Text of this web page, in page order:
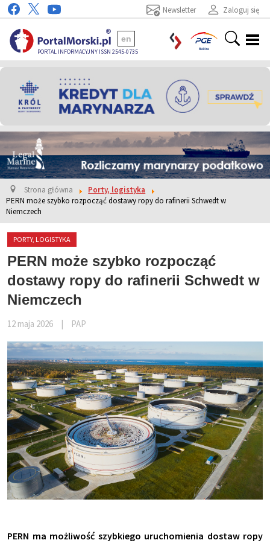
Zaloguj się
Newsletter
PORTAL INFORMACYJNY ISSN 2545-0735
en
Strona główna
Porty, logistyka
PERN może szybko rozpocząć dostawy ropy do rafinerii Schwedt w
Niemczech
PORTY, LOGISTYKA
PERN może szybko rozpocząć
dostawy ropy do rafinerii Schwedt w
Niemczech
12 maja 2026 PAP
PERN ma możliwość szybkiego uruchomienia dostaw ropy